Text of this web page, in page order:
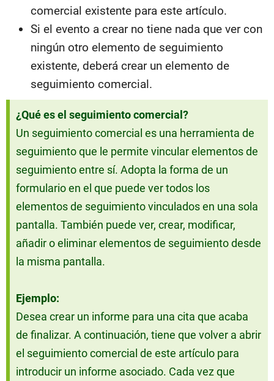
comercial existente para este artículo.
Si el evento a crear no tiene nada que ver con
ningún otro elemento de seguimiento
existente, deberá crear un elemento de
seguimiento comercial.
¿Qué es el seguimiento comercial?
Un seguimiento comercial es una herramienta de
seguimiento que le permite vincular elementos de
seguimiento entre sí. Adopta la forma de un
formulario en el que puede ver todos los
elementos de seguimiento vinculados en una sola
pantalla. También puede ver, crear, modificar,
añadir o eliminar elementos de seguimiento desde
la misma pantalla.
Ejemplo:
Desea crear un informe para una cita que acaba
de finalizar. A continuación, tiene que volver a abrir
el seguimiento comercial de este artículo para
introducir un informe asociado. Cada vez que